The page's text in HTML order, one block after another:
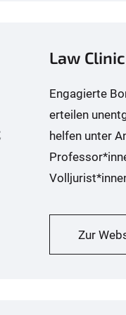
Law Clinic
Engagierte
erteilen
helfen unter
Zur